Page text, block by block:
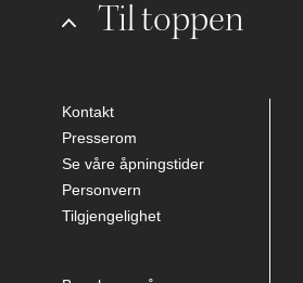
Til toppen
Kontakt
Presserom
Se våre åpningstider
Personvern
Tilgjengelighet